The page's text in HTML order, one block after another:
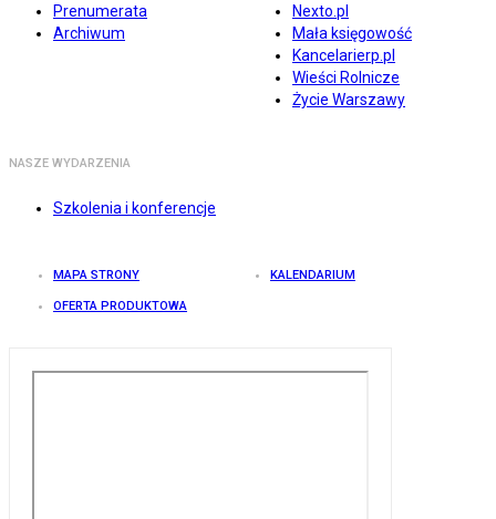
Prenumerata
Archiwum
Nexto.pl
Mała księgowość
Kancelarierp.pl
Wieści Rolnicze
Życie Warszawy
NASZE WYDARZENIA
Szkolenia i konferencje
MAPA STRONY KALENDARIUM
OFERTA PRODUKTOWA